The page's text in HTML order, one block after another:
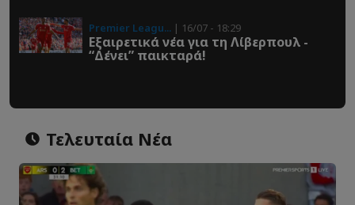
Premier Leagu... | 16/07 - 18:29
Εξαιρετικά νέα για τη Λίβερπουλ -
“Δένει” παικταρά!
Τελευταία Νέα